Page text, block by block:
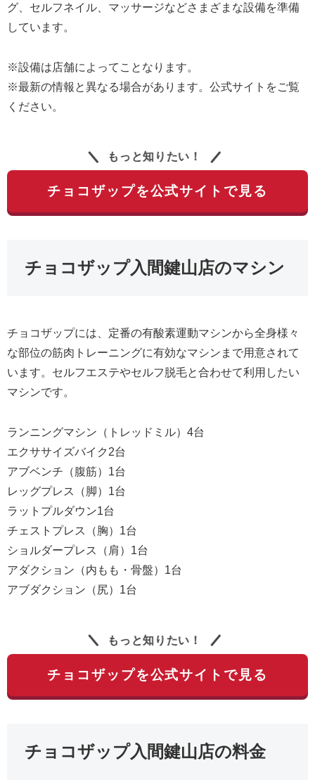
グ、セルフネイル、マッサージなどさまざまな設備を準備
しています。
※設備は店舗によってことなります。
※最新の情報と異なる場合があります。公式サイトをご覧
ください。
もっと知りたい！
チョコザップを公式サイトで見る
チョコザップ入間鍵山店のマシン
チョコザップには、定番の有酸素運動マシンから全身様々
な部位の筋肉トレーニングに有効なマシンまで用意されて
います。セルフエステやセルフ脱毛と合わせて利用したい
マシンです。
ランニングマシン（トレッドミル）4台
エクササイズバイク2台
アブベンチ（腹筋）1台
レッグプレス（脚）1台
ラットプルダウン1台
チェストプレス（胸）1台
ショルダープレス（肩）1台
アダクション（内もも・骨盤）1台
アブダクション（尻）1台
もっと知りたい！
チョコザップを公式サイトで見る
チョコザップ入間鍵山店の料金